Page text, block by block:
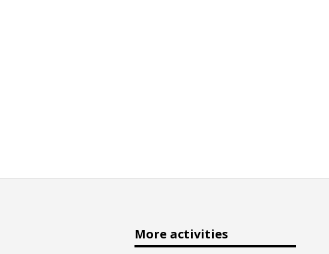
More activities